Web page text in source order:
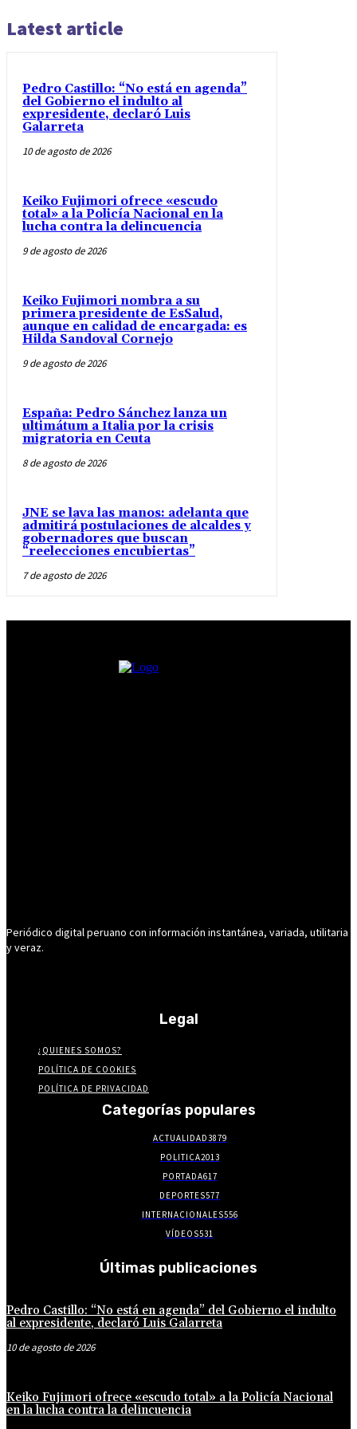
Latest article
Pedro Castillo: “No está en agenda”
del Gobierno el indulto al
expresidente, declaró Luis
Galarreta
10 de agosto de 2026
Keiko Fujimori ofrece «escudo
total» a la Policía Nacional en la
lucha contra la delincuencia
9 de agosto de 2026
Keiko Fujimori nombra a su
primera presidente de EsSalud,
aunque en calidad de encargada: es
Hilda Sandoval Cornejo
9 de agosto de 2026
España: Pedro Sánchez lanza un
ultimátum a Italia por la crisis
migratoria en Ceuta
8 de agosto de 2026
JNE se lava las manos: adelanta que
admitirá postulaciones de alcaldes y
gobernadores que buscan
“reelecciones encubiertas”
7 de agosto de 2026
Periódico digital peruano con información instantánea, variada, utilitaria
y veraz.
Legal
¿QUIENES SOMOS?
POLÍTICA DE COOKIES
POLÍTICA DE PRIVACIDAD
Categorías populares
ACTUALIDAD3879
POLITICA2013
PORTADA617
DEPORTES577
INTERNACIONALES556
VÍDEOS531
Últimas publicaciones
Pedro Castillo: “No está en agenda” del Gobierno el indulto
al expresidente, declaró Luis Galarreta
10 de agosto de 2026
Keiko Fujimori ofrece «escudo total» a la Policía Nacional
en la lucha contra la delincuencia